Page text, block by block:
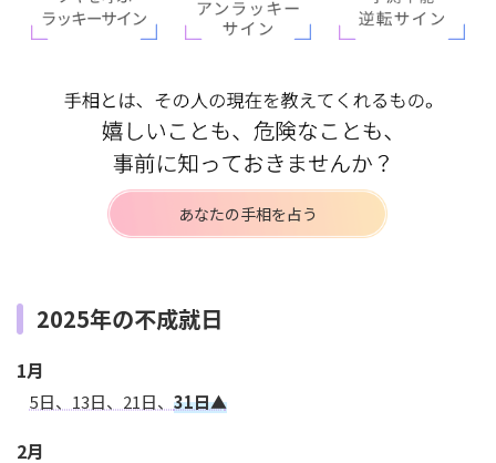
あなたの手相を占う
2025年の不成就日
1月
5日、13日、21日、 31日▲
2月